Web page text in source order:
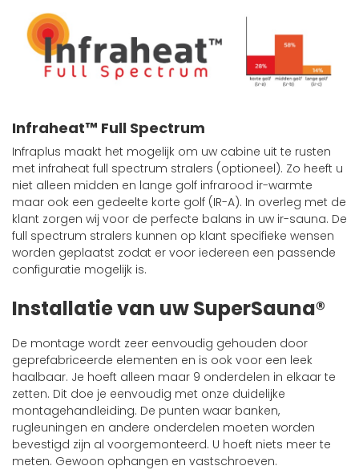
Infraheat™ Full Spectrum
Infraplus maakt het mogelijk om uw cabine uit te rusten
met infraheat full spectrum stralers (optioneel). Zo heeft u
niet alleen midden en lange golf infrarood ir-warmte
maar ook een gedeelte korte golf (IR-A). In overleg met de
klant zorgen wij voor de perfecte balans in uw ir-sauna. De
full spectrum stralers kunnen op klant specifieke wensen
worden geplaatst zodat er voor iedereen een passende
configuratie mogelijk is.
Installatie van uw SuperSauna®
De montage wordt zeer eenvoudig gehouden door
geprefabriceerde elementen en is ook voor een leek
haalbaar. Je hoeft alleen maar 9 onderdelen in elkaar te
zetten. Dit doe je eenvoudig met onze duidelijke
montagehandleiding. De punten waar banken,
rugleuningen en andere onderdelen moeten worden
bevestigd zijn al voorgemonteerd. U hoeft niets meer te
meten. Gewoon ophangen en vastschroeven.